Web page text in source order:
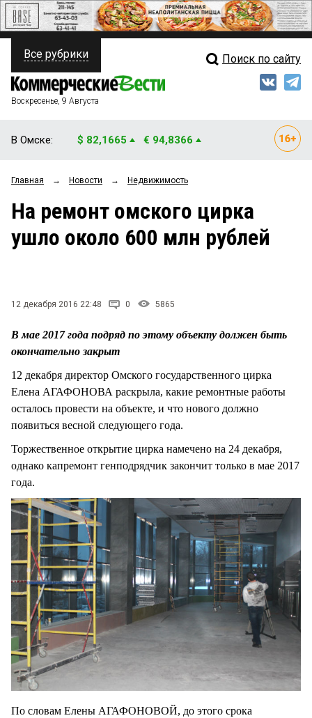
ПОЛИТИКА
ФИНАНСЫ
ОБЩЕСТВО
ЗАКОН
СТИЛЬ ЖИЗНИ
Свежий выпуск
Мнения
Рейтинги
Блоги
Все рубрики Поиск по сайту
Воскресенье, 9 Августа
В Омске: $ 82,1665 € 94,8366
Главная → Новости → Недвижимость
На ремонт омского цирка
ушло около 600 млн рублей
12 декабря 2016 22:48 0 5865
В мае 2017 года подряд по этому объекту должен быть
окончательно закрыт
12 декабря директор Омского государственного цирка
Елена АГАФОНОВА раскрыла, какие ремонтные работы
осталось провести на объекте, и что нового должно
появиться весной следующего года.
Торжественное открытие цирка намечено на 24 декабря,
однако капремонт генподрядчик закончит только в мае 2017
года.
По словам Елены АГАФОНОВОЙ, до этого срока